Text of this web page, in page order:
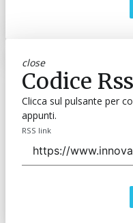
close
Codice Rss
Clicca sul pulsante per
appunti.
RSS link